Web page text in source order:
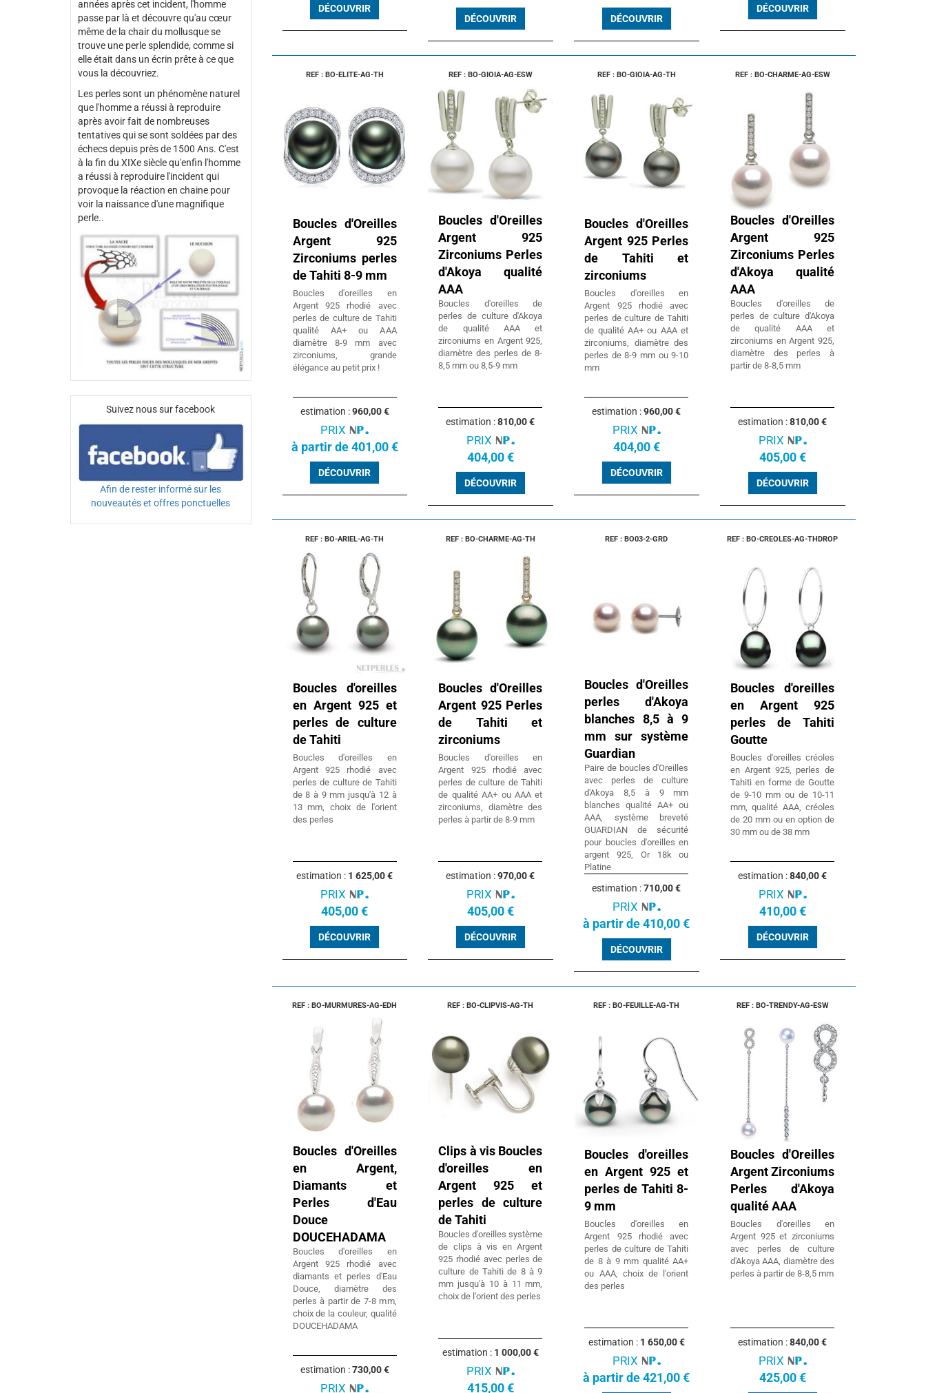
années après cet incident, l'homme
passe par là et découvre qu'au cœur
même de la chair du mollusque se
trouve une perle splendide, comme si
elle était dans un écrin prête à ce que
vous la découvriez.
Les perles sont un phénomène naturel
que l'homme a réussi à reproduire
après avoir fait de nombreuses
tentatives qui se sont soldées par des
échecs depuis près de 1500 Ans. C'est
à la fin du XIXe siècle qu'enfin l'homme
a réussi à reproduire l'incident qui
provoque la réaction en chaine pour
voir la naissance d'une magnifique
perle..
Suivez nous sur facebook
Afin de rester informé sur les
nouveautés et offres ponctuelles
DÉCOUVRIR
DÉCOUVRIR DÉCOUVRIR
DÉCOUVRIR
REF : BO-ELITE-AG-TH
Boucles d'Oreilles
Argent 925
Zirconiums perles
de Tahiti 8-9 mm
Boucles d'oreilles en
Argent 925 rhodié avec
perles de culture de Tahiti
qualité AA+ ou AAA
diamètre 8-9 mm avec
zirconiums, grande
élégance au petit prix !
estimation :960,00 €
PRIX
à partir de 401,00 €
DÉCOUVRIR
REF : BO-GIOIA-AG-ESW
Boucles d'Oreilles
Argent 925
Zirconiums Perles
d'Akoya qualité
AAA
Boucles d'oreilles de
perles de culture d'Akoya
de qualité AAA et
zirconiums en Argent 925,
diamètre des perles de 8-
8,5 mm ou 8,5-9 mm
estimation :810,00 €
PRIX
404,00 €
DÉCOUVRIR
REF : BO-GIOIA-AG-TH
Boucles d'Oreilles
Argent 925 Perles
de Tahiti et
zirconiums
Boucles d'oreilles en
Argent 925 rhodié avec
perles de culture de Tahiti
de qualité AA+ ou AAA et
zirconiums, diamètre des
perles de 8-9 mm ou 9-10
mm
estimation :960,00 €
PRIX
404,00 €
DÉCOUVRIR
REF : BO-CHARME-AG-ESW
Boucles d'Oreilles
Argent 925
Zirconiums Perles
d'Akoya qualité
AAA
Boucles d'oreilles de
perles de culture d'Akoya
de qualité AAA et
zirconiums en Argent 925,
diamètre des perles à
partir de 8-8,5 mm
estimation :810,00 €
PRIX
405,00 €
DÉCOUVRIR
REF : BO-ARIEL-AG-TH
Boucles d'oreilles
en Argent 925 et
perles de culture
de Tahiti
Boucles d'oreilles en
Argent 925 rhodié avec
perles de culture de Tahiti
de 8 à 9 mm jusqu'à 12 à
13 mm, choix de l'orient
des perles
estimation : 1 625,00 €
PRIX
405,00 €
DÉCOUVRIR
REF : BO-CHARME-AG-TH
Boucles d'Oreilles
Argent 925 Perles
de Tahiti et
zirconiums
Boucles d'oreilles en
Argent 925 rhodié avec
perles de culture de Tahiti
de qualité AA+ ou AAA et
zirconiums, diamètre des
perles à partir de 8-9 mm
estimation :970,00 €
PRIX
405,00 €
DÉCOUVRIR
REF : BO03-2-GRD
Boucles d'Oreilles
perles d'Akoya
blanches 8,5 à 9
mm sur système
Guardian
Paire de boucles d'Oreilles
avec perles de culture
d'Akoya 8,5 à 9 mm
blanches qualité AA+ ou
AAA, système breveté
GUARDIAN de sécurité
pour boucles d'oreilles en
argent 925, Or 18k ou
Platine
estimation :710,00 €
PRIX
à partir de 410,00 €
DÉCOUVRIR
REF : BO-CREOLES-AG-THDROP
Boucles d'oreilles
en Argent 925
perles de Tahiti
Goutte
Boucles d'oreilles créoles
en Argent 925, perles de
Tahiti en forme de Goutte
de 9-10 mm ou de 10-11
mm, qualité AAA, créoles
de 20 mm ou en option de
30 mm ou de 38 mm
estimation :840,00 €
PRIX
410,00 €
DÉCOUVRIR
REF : BO-MURMURES-AG-EDH
Boucles d'Oreilles
en Argent,
Diamants et
Perles d'Eau
Douce
DOUCEHADAMA
Boucles d'oreilles en
Argent 925 rhodié avec
diamants et perles d'Eau
Douce, diamètre des
perles à partir de 7-8 mm,
choix de la couleur, qualité
DOUCEHADAMA
estimation :730,00 €
PRIX
REF : BO-CLIPVIS-AG-TH
Clips à vis Boucles
d'oreilles en
Argent 925 et
perles de culture
de Tahiti
Boucles d'oreilles système
de clips à vis en Argent
925 rhodié avec perles de
culture de Tahiti de 8 à 9
mm jusqu'à 10 à 11 mm,
choix de l'orient des perles
estimation : 1 000,00 €
PRIX
415,00 €
REF : BO-FEUILLE-AG-TH
Boucles d'oreilles
en Argent 925 et
perles de Tahiti 8-
9 mm
Boucles d'oreilles en
Argent 925 rhodié avec
perles de culture de Tahiti
de 8 à 9 mm qualité AA+
ou AAA, choix de l'orient
des perles
estimation : 1 650,00 €
PRIX
à partir de 421,00 €
REF : BO-TRENDY-AG-ESW
Boucles d'Oreilles
Argent Zirconiums
Perles d'Akoya
qualité AAA
Boucles d'oreilles en
Argent 925 et zirconiums
avec perles de culture
d'Akoya AAA, diamètre des
perles à partir de 8-8,5 mm
estimation :840,00 €
PRIX
425,00 €